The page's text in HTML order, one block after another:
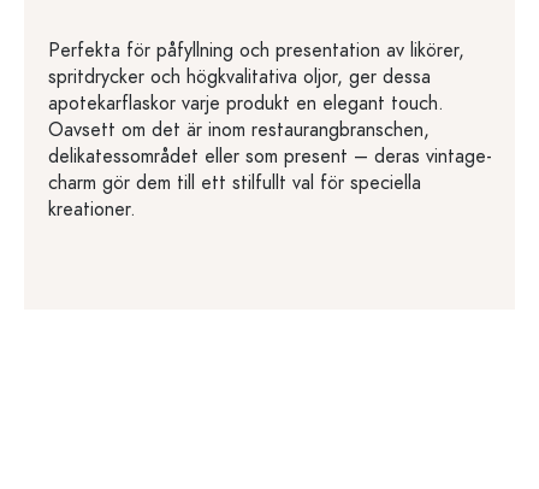
Perfekta för påfyllning och presentation av likörer,
spritdrycker och högkvalitativa oljor, ger dessa
apotekarflaskor varje produkt en elegant touch.
Oavsett om det är inom restaurangbranschen,
delikatessområdet eller som present – deras vintage-
charm gör dem till ett stilfullt val för speciella
kreationer.